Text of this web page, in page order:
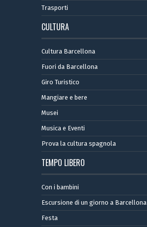
Trasporti
CULTURA
Cultura Barcellona
Fuori da Barcellona
Giro Turistico
Mangiare e bere
Musei
Musica e Eventi
Prova la cultura spagnola
TEMPO LIBERO
Con i bambini
Escursione di un giorno a Barcellona
Festa